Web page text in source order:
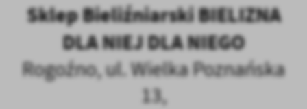
Sklep Bieliźniarski BIELIZNA
DLA NIEJ DLA NIEGO
Rogoźno, ul. Wielka Poznańska
13,